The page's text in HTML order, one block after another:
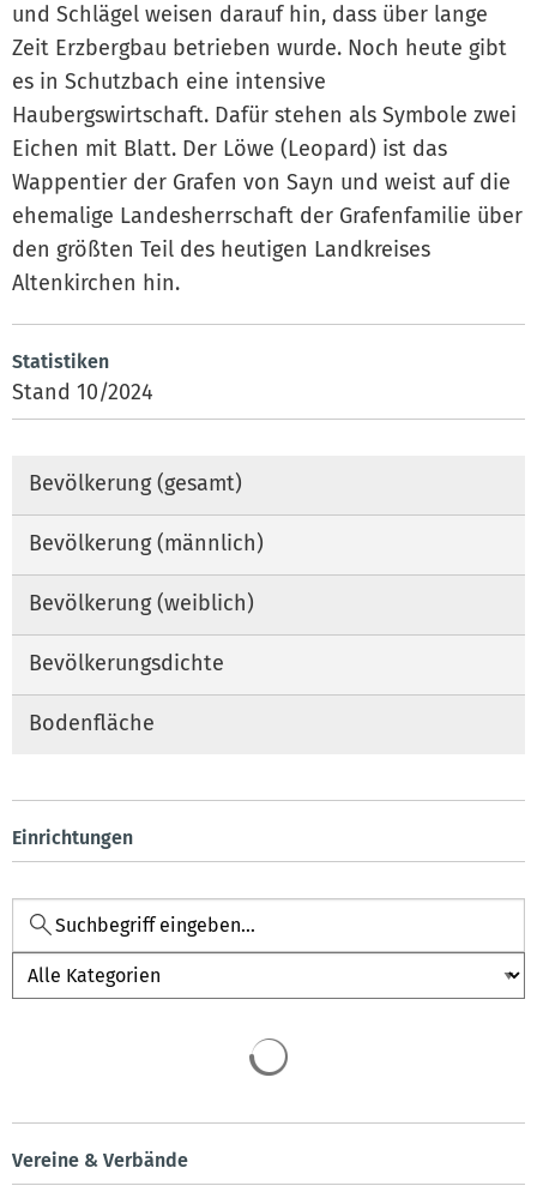
und Schlägel weisen darauf hin, dass über lange
Zeit Erzbergbau betrieben wurde. Noch heute gibt
es in Schutzbach eine intensive
Haubergswirtschaft. Dafür stehen als Symbole zwei
Eichen mit Blatt. Der Löwe (Leopard) ist das
Wappentier der Grafen von Sayn und weist auf die
ehemalige Landesherrschaft der Grafenfamilie über
den größten Teil des heutigen Landkreises
Altenkirchen hin.
Statistiken
Stand 10/2024
Bevölkerung (gesamt)
Bevölkerung (männlich)
Bevölkerung (weiblich)
Bevölkerungsdichte
Bodenfläche
Einrichtungen
Kategorie
Vereine & Verbände